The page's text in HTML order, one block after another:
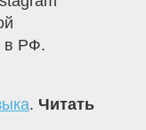
в РФ.
. Читать